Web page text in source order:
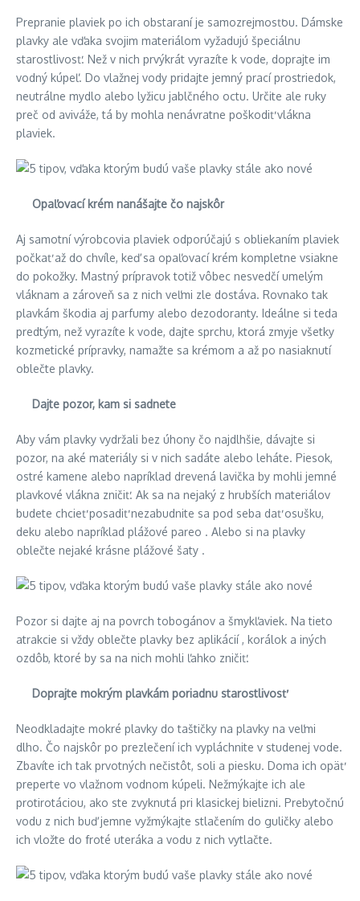
Prepranie plaviek po ich obstaraní je samozrejmosťou. Dámske
plavky ale vďaka svojim materiálom vyžadujú špeciálnu
starostlivosť. Než v nich prvýkrát vyrazíte k vode, doprajte im
vodný kúpeľ. Do vlažnej vody pridajte jemný prací prostriedok,
neutrálne mydlo alebo lyžicu jablčného octu. Určite ale ruky
preč od aviváže, tá by mohla nenávratne poškodiť vlákna
plaviek.
Opaľovací krém nanášajte čo najskôr
Aj samotní výrobcovia plaviek odporúčajú s obliekaním plaviek
počkať až do chvíle, keď sa opaľovací krém kompletne vsiakne
do pokožky. Mastný prípravok totiž vôbec nesvedčí umelým
vláknam a zároveň sa z nich veľmi zle dostáva. Rovnako tak
plavkám škodia aj parfumy alebo dezodoranty. Ideálne si teda
predtým, než vyrazíte k vode, dajte sprchu, ktorá zmyje všetky
kozmetické prípravky, namažte sa krémom a až po nasiaknutí
oblečte plavky.
Dajte pozor, kam si sadnete
Aby vám plavky vydržali bez úhony čo najdlhšie, dávajte si
pozor, na aké materiály si v nich sadáte alebo leháte. Piesok,
ostré kamene alebo napríklad drevená lavička by mohli jemné
plavkové vlákna zničiť. Ak sa na nejaký z hrubších materiálov
budete chcieť posadiť nezabudnite sa pod seba dať osušku,
deku alebo napríklad plážové pareo . Alebo si na plavky
oblečte nejaké krásne plážové šaty .
Pozor si dajte aj na povrch tobogánov a šmykľaviek. Na tieto
atrakcie si vždy oblečte plavky bez aplikácií , korálok a iných
ozdôb, ktoré by sa na nich mohli ľahko zničiť.
Doprajte mokrým plavkám poriadnu starostlivosť
Neodkladajte mokré plavky do taštičky na plavky na veľmi
dlho. Čo najskôr po prezlečení ich vypláchnite v studenej vode.
Zbavíte ich tak prvotných nečistôt, soli a piesku. Doma ich opäť
preperte vo vlažnom vodnom kúpeli. Nežmýkajte ich ale
protirotáciou, ako ste zvyknutá pri klasickej bielizni. Prebytočnú
vodu z nich buď jemne vyžmýkajte stlačením do guličky alebo
ich vložte do froté uteráka a vodu z nich vytlačte.